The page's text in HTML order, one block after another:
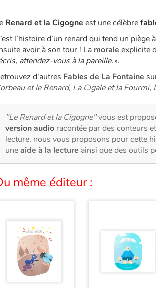
Renard et la Cigogne est une célèbre
l’histoire d’un renard qui tend un
avoir à son tour ! La morale explicite
attendez-vous à la pareille.».
d'autres Fables de La Fontaine
et le Renard, La Cigale et la Fourmi,
"Le Renard et la Cigogne"vous est
version audio racontée par des conteurs
lecture, nous vous proposons pour cette
uneaide à la lecture ainsi que des outils
même éditeur :